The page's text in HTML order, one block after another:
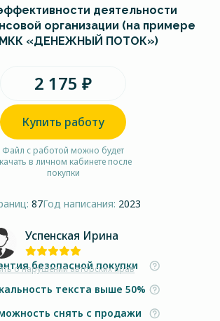
деятельности
организации (на примере
«ДЕНЕЖНЫЙ ПОТОК»)
2 175 ₽
Купить работу
Файл с работой можно будет
в личном кабинете после
покупки
87Год написания: 2023
Успенская Ирина
о нарушении авторских прав
безопасной покупки
текста выше 50%
снять с продажи